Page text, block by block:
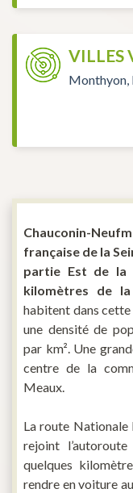
VILLES
Monthyon,
Chauconin-
française de la
partie Est de la
kilomètres de
habitent dans cette
une densité de
par km². Une
centre de la
Meaux.
La route Nationale
rejoint
quelques
rendre en voiture